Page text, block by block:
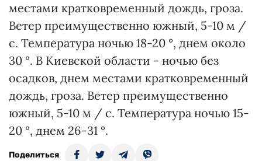
местами кратковременный дождь, гроза.
Ветер преимущественно южный, 5-10 м /
с. Температура ночью 18-20 °, днем ​​около
30 °. В Киевской области - ночью без
осадков, днем ​​местами кратковременный
дождь, гроза. Ветер преимущественно
южный, 5-10 м / с. Температура ночью 15-
20 °, днем ​​26-31 °.
Поделиться